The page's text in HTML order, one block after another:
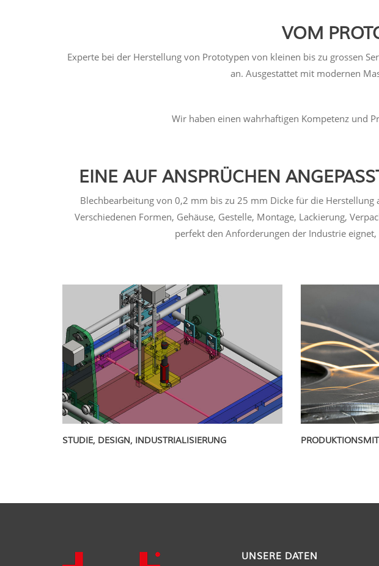
VOM
Experte bei der Herstellung von Prototypen von kleinen bis zu grossen
an. Ausgestattet mit modernen
Wir haben einen wahrhaftigen Kompetenz und
EINE AUF ANSPRÜCHEN
Blechbearbeitung von 0,2 mm bis zu 25 mm Dicke für die
Verschiedenen Formen, Gehäuse, Gestelle, Montage, Lackierung,
perfekt den Anforderungen der Industrie
STUDIE, DESIGN, INDUSTRIALISIERUNG
UNSERE DATEN